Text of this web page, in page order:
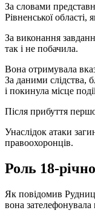
За словами
Рівненської області,
За виконання
так і не побачила.
Вона отримувала
За даними слідства,
і покинула місце
Після прибуття
Унаслідок атаки
правоохоронців.
Роль 18-
Як повідомив
вона